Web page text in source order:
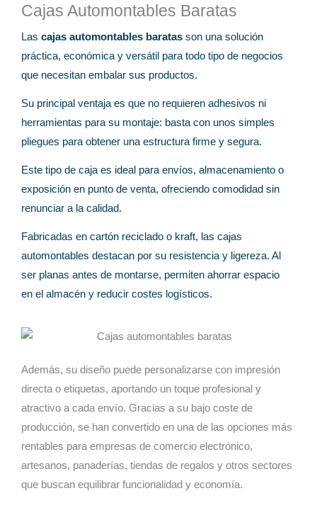
Cajas Automontables Baratas
Las cajas automontables baratas son una solución
práctica, económica y versátil para todo tipo de negocios
que necesitan embalar sus productos.
Su principal ventaja es que no requieren adhesivos ni
herramientas para su montaje: basta con unos simples
pliegues para obtener una estructura firme y segura.
Este tipo de caja es ideal para envíos, almacenamiento o
exposición en punto de venta, ofreciendo comodidad sin
renunciar a la calidad.
Fabricadas en cartón reciclado o kraft, las cajas
automontables destacan por su resistencia y ligereza. Al
ser planas antes de montarse, permiten ahorrar espacio
en el almacén y reducir costes logísticos.
Además, su diseño puede personalizarse con impresión
directa o etiquetas, aportando un toque profesional y
atractivo a cada envío. Gracias a su bajo coste de
producción, se han convertido en una de las opciones más
rentables para empresas de comercio electrónico,
artesanos, panaderías, tiendas de regalos y otros sectores
que buscan equilibrar funcionalidad y economía.